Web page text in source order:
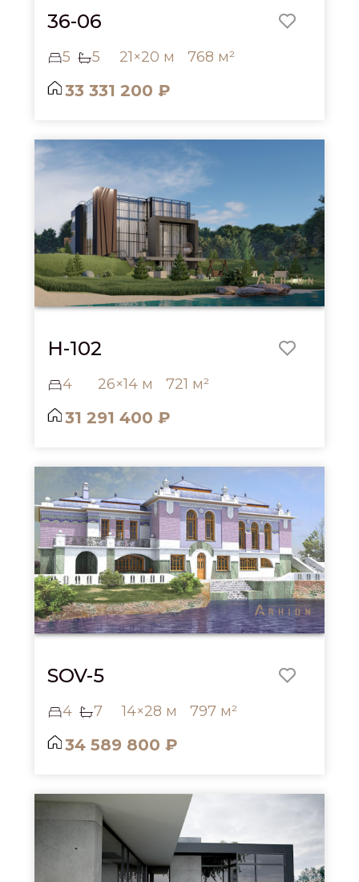
36-06
5 5 21×20 м 768 м²
33 331 200 ₽
H-102
4 26×14 м 721 м²
31 291 400 ₽
SOV-5
4 7 14×28 м 797 м²
34 589 800 ₽